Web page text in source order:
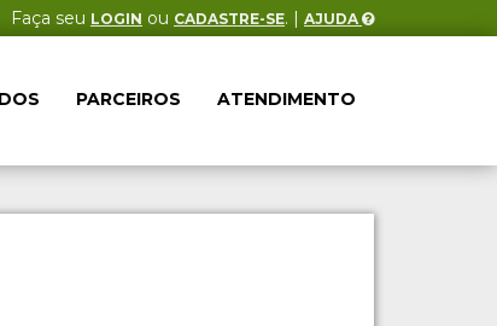
Faça seu LOGIN ou CADASTRE-SE. | AJUDA
PARCEIROS ATENDIMENTO